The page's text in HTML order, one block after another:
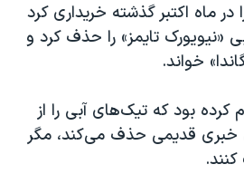
در ماه اکتبر گذشته خریداری کرد
«نیویورک تایمز» را حذف کرد و
خواند.
کرده بود که تیک‌های آبی را از
قدیمی حذف می‌کند، مگر